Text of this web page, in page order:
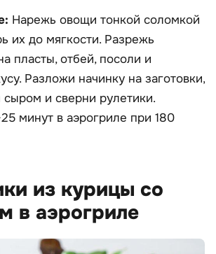
Нарежь овощи тонкой соломкой
их до мягкости. Разрежь
пласты, отбей, посоли и
Разложи начинку на заготовки,
и сверни рулетики.
минут в аэрогриле при 180
из курицы со
в аэрогриле